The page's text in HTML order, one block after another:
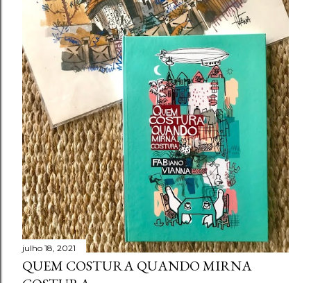
julho 18, 2021
QUEM COSTURA QUANDO MIRNA